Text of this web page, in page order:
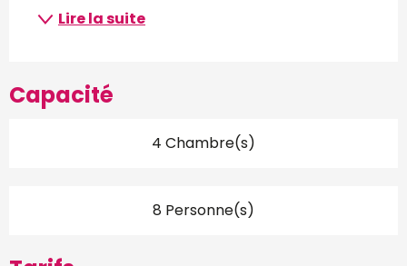
Lire la suite
Capacité
4 Chambre(s)
8 Personne(s)